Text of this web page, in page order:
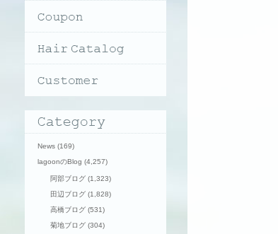
News (169)
lagoonのBlog (4,257)
阿部ブログ (1,323)
田辺ブログ (1,828)
高橋ブログ (531)
菊地ブログ (304)